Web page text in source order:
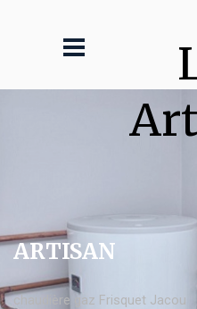
ARTISAN
chaudière gaz Frisquet Jacou